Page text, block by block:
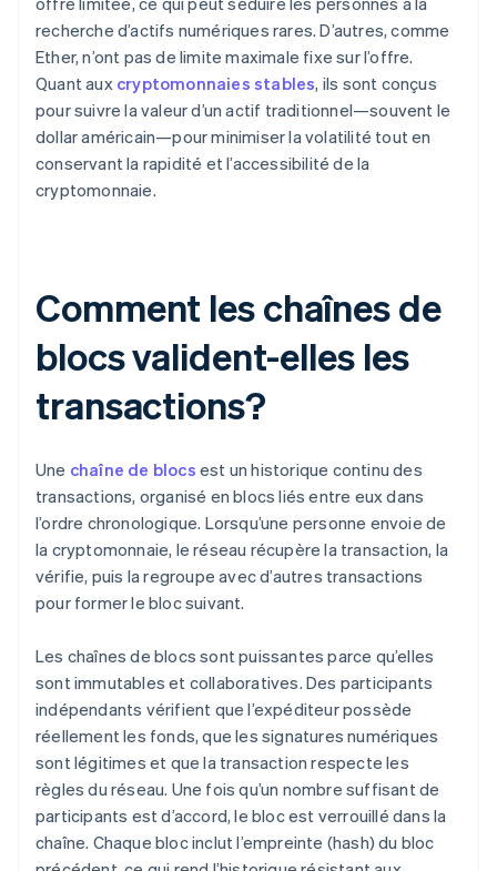
recherche d’actifs numériques rares. D’autres, comme
Ether, n’ont pas de limite maximale fixe sur l’offre.
Quant aux cryptomonnaies stables, ils sont conçus
pour suivre la valeur d’un actif traditionnel—souvent le
dollar américain—pour minimiser la volatilité tout en
conservant la rapidité et l’accessibilité de la
cryptomonnaie.
Comment les chaînes de
blocs valident-elles les
transactions?
Une chaîne de blocs est un historique continu des
transactions, organisé en blocs liés entre eux dans
l’ordre chronologique. Lorsqu’une personne envoie de
la cryptomonnaie, le réseau récupère la transaction, la
vérifie, puis la regroupe avec d’autres transactions
pour former le bloc suivant.
Les chaînes de blocs sont puissantes parce qu’elles
sont immutables et collaboratives. Des participants
indépendants vérifient que l’expéditeur possède
réellement les fonds, que les signatures numériques
sont légitimes et que la transaction respecte les
règles du réseau. Une fois qu’un nombre suffisant de
participants est d’accord, le bloc est verrouillé dans la
chaîne. Chaque bloc inclut l’empreinte (hash) du bloc